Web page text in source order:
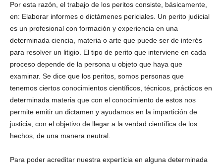
Por esta razón, el trabajo de los peritos consiste, básicamente,
en: Elaborar informes o dictámenes periciales. Un perito judicial
es un profesional con formación y experiencia en una
determinada ciencia, materia o arte que puede ser de interés
para resolver un litigio. El tipo de perito que interviene en cada
proceso depende de la persona u objeto que haya que
examinar. Se dice que los peritos, somos personas que
tenemos ciertos conocimientos científicos, técnicos, prácticos en
determinada materia que con el conocimiento de estos nos
permite emitir un dictamen y ayudamos en la impartición de
justicia, con el objetivo de llegar a la verdad científica de los
hechos, de una manera neutral.
Para poder acreditar nuestra experticia en alguna determinada